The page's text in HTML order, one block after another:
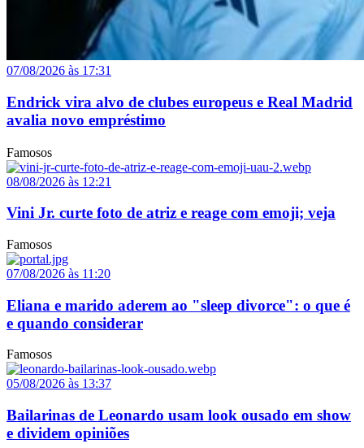
07/08/2026 às 17:31
Endrick vira alvo de clubes europeus e Real Madrid
avalia novo empréstimo
Famosos
08/08/2026 às 12:21
Vini Jr. curte foto de atriz e reage com emoji; veja
Famosos
07/08/2026 às 11:20
Eliana e marido aderem ao "sleep divorce": o que é
e quando considerar
Famosos
05/08/2026 às 13:37
Bailarinas de Leonardo usam look ousado em show
e dividem opiniões